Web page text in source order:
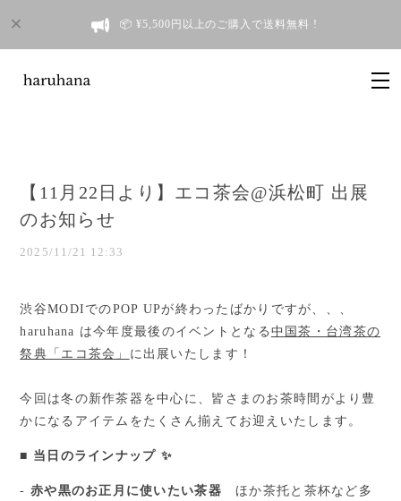
📦 ¥5,500円以上のご購入で送料無料 !
【11月22日より】エコ茶会@浜松町 出展
のお知らせ
2025/11/21 12:33
渋谷MODIでのPOP UPが終わったばかりですが、、、
haruhana は今年度最後のイベントとなる 中国茶・台湾茶の
祭典「エコ茶会」 に出展いたします！
今回は冬の新作茶器を中心に、皆さまのお茶時間がより豊
かになるアイテムをたくさん揃えてお迎えいたします。
■ 当日のラインナップ ✨
- 赤や黒のお正月に使いたい茶器 ほか茶托と茶杯など多